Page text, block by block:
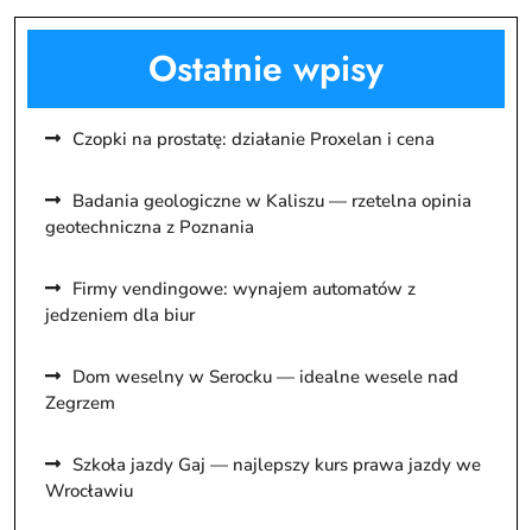
Ostatnie wpisy
Czopki na prostatę: działanie Proxelan i cena
Badania geologiczne w Kaliszu — rzetelna opinia
geotechniczna z Poznania
Firmy vendingowe: wynajem automatów z
jedzeniem dla biur
Dom weselny w Serocku — idealne wesele nad
Zegrzem
Szkoła jazdy Gaj — najlepszy kurs prawa jazdy we
Wrocławiu